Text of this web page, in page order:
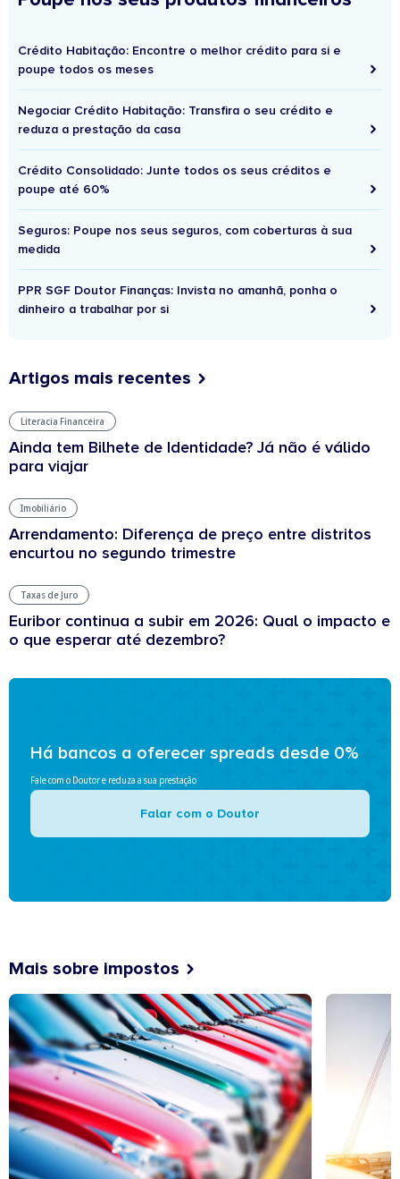
Crédito Habitação: Encontre o melhor crédito para si e
poupe todos os meses
Negociar Crédito Habitação: Transfira o seu crédito e
reduza a prestação da casa
Crédito Consolidado: Junte todos os seus créditos e
poupe até 60%
Seguros: Poupe nos seus seguros, com coberturas à sua
medida
PPR SGF Doutor Finanças: Invista no amanhã, ponha o
dinheiro a trabalhar por si
Artigos mais recentes
Literacia Financeira
Ainda tem Bilhete de Identidade? Já não é válido
para viajar
Imobiliário
Arrendamento: Diferença de preço entre distritos
encurtou no segundo trimestre
Taxas de Juro
Euribor continua a subir em 2026: Qual o impacto e
o que esperar até dezembro?
Há bancos a oferecer spreads desde 0%
Fale com o Doutor e reduza a sua prestação
Falar com o Doutor
Mais sobre impostos